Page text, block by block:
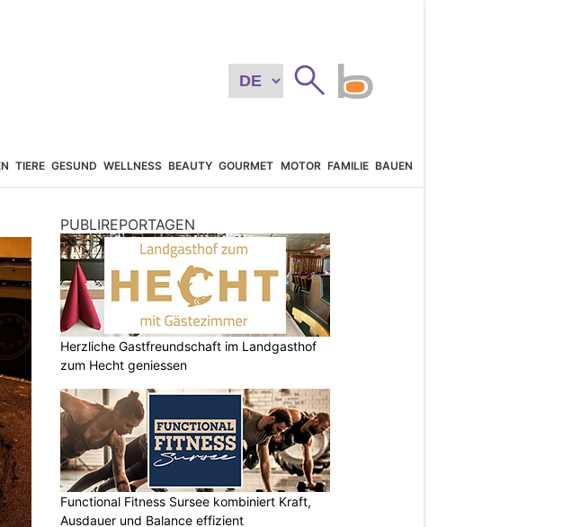
TIERE GESUND WELLNESS BEAUTY GOURMET MOTOR FAMILIE BAUEN
PUBLIREPORTAGEN
Herzliche Gastfreundschaft im Landgasthof
zum Hecht geniessen
Functional Fitness Sursee kombiniert Kraft,
Ausdauer und Balance effizient